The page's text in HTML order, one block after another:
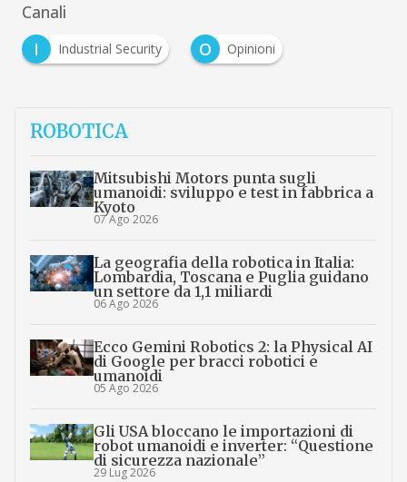
Canali
I
Industrial Security O Opinioni
ROBOTICA
Mitsubishi Motors punta sugli
umanoidi: sviluppo e test in fabbrica a
Kyoto
07 Ago 2026
La geografia della robotica in Italia:
Lombardia, Toscana e Puglia guidano
un settore da 1,1 miliardi
06 Ago 2026
Ecco Gemini Robotics 2: la Physical AI
di Google per bracci robotici e
umanoidi
05 Ago 2026
Gli USA bloccano le importazioni di
robot umanoidi e inverter: “Questione
di sicurezza nazionale”
29 Lug 2026